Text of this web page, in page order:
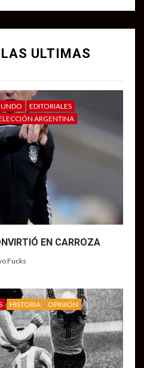
ULTIMAS
EDITORIALES
ARGENTINA
EN CARROZA
Fucks
HISTORIA
OPINIÓN